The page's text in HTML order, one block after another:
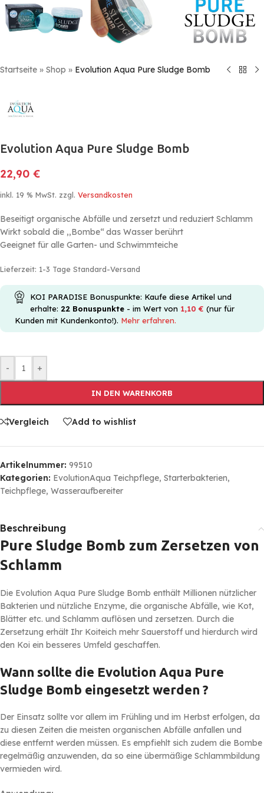
Startseite » Shop » Evolution Aqua Pure Sludge Bomb
Evolution Aqua Pure Sludge Bomb
22,90 €
inkl. 19 % MwSt. zzgl. Versandkosten
Beseitigt organische Abfälle und zersetzt und reduziert Schlamm
Wirkt sobald die ,,Bombe‘‘ das Wasser berührt
Geeignet für alle Garten- und Schwimmteiche
Lieferzeit: 1-3 Tage Standard-Versand
KOI PARADISE Bonuspunkte: Kaufe diese Artikel und
erhalte: 22 Bonuspunkte - im Wert von 1,10 € (nur für
Kunden mit Kundenkonto!). Mehr erfahren.
- +
IN DEN WARENKORB
Vergleich Add to wishlist
Artikelnummer: 99510
Kategorien: EvolutionAqua Teichpflege, Starterbakterien,
Teichpflege, Wasseraufbereiter
Beschreibung
Pure Sludge Bomb zum Zersetzen von
Schlamm
Die Evolution Aqua Pure Sludge Bomb enthält Millionen nützlicher
Bakterien und nützliche Enzyme, die organische Abfälle, wie Kot,
Blätter etc. und Schlamm auflösen und zersetzen. Durch die
Zersetzung erhält Ihr Koiteich mehr Sauerstoff und hierdurch wird
den Koi ein besseres Umfeld geschaffen.
Wann sollte die Evolution Aqua Pure
Sludge Bomb eingesetzt werden ?
Der Einsatz sollte vor allem im Frühling und im Herbst erfolgen, da
zu diesen Zeiten die meisten organischen Abfälle anfallen und
diese entfernt werden müssen. Es empfiehlt sich zudem die Bombe
regelmäßig anzuwenden, da so eine übermäßige Schlammbildung
vermieden wird.